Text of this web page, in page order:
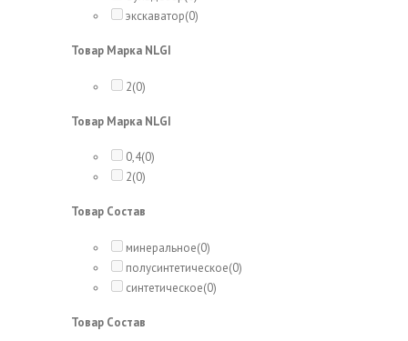
экскаватор(0)
Товар Марка NLGI
2(0)
Товар Марка NLGI
0,4(0)
2(0)
Товар Состав
минеральное(0)
полусинтетическое(0)
синтетическое(0)
Товар Состав